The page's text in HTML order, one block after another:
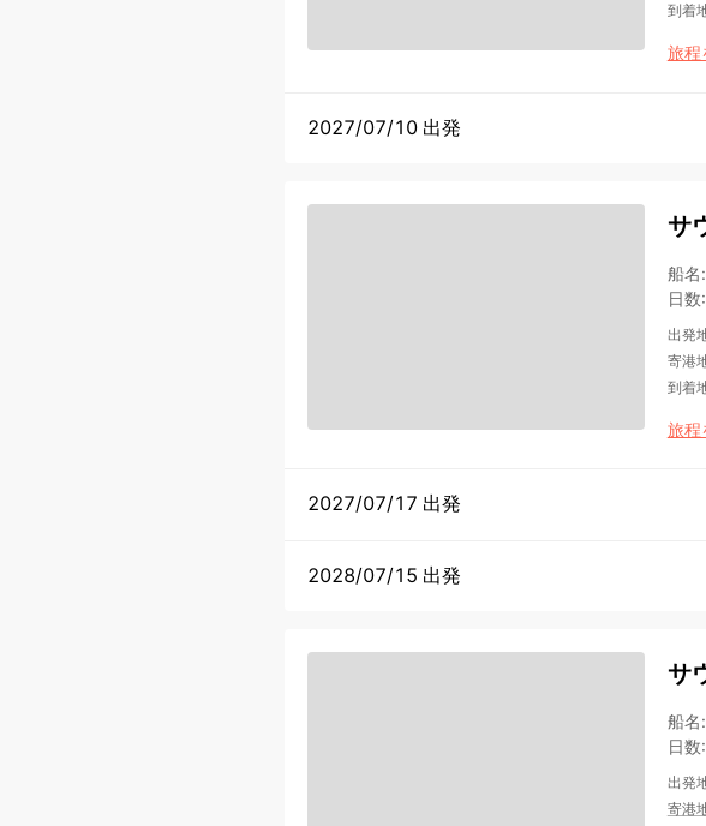
到着
旅程
2027/07/10 出発
サ
船名:
日数:
出発
寄港
到着
旅程
2027/07/17 出発
2028/07/15 出発
サ
船名:
日数:
出発
寄港